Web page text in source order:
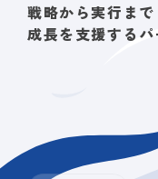
戦略から実行まで
成長を支援する